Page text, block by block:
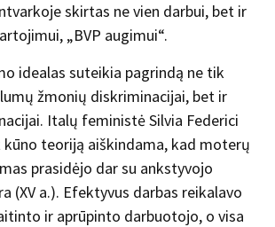
skirtas ne vien darbui, bet ir
„BVP augimui“.
idealas suteikia pagrindą ne tik
žmonių diskriminacijai, bet ir
Italų feministė Silvia Federici
kūno teoriją aiškindama, kad moterų
prasidėjo dar su ankstyvojo
(XV a.). Efektyvus darbas reikalavo
ir aprūpinto darbuotojo, o visa